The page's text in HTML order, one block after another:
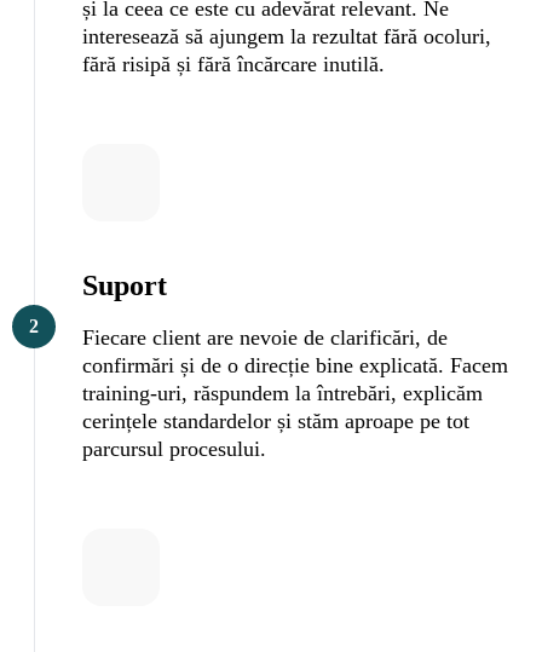
și la ceea ce este cu adevărat relevant. Ne
interesează să ajungem la rezultat fără ocoluri,
fără risipă și fără încărcare inutilă.
Suport
Fiecare client are nevoie de clarificări, de
confirmări și de o direcție bine explicată. Facem
training-uri, răspundem la întrebări, explicăm
cerințele standardelor și stăm aproape pe tot
parcursul procesului.
2